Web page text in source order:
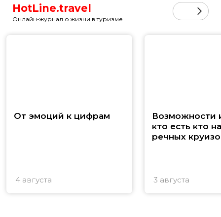
HotLine.travel
Онлайн-журнал о жизни в туризме
От эмоций к цифрам
4 августа
Возможности
кто есть кто
речных
3 августа